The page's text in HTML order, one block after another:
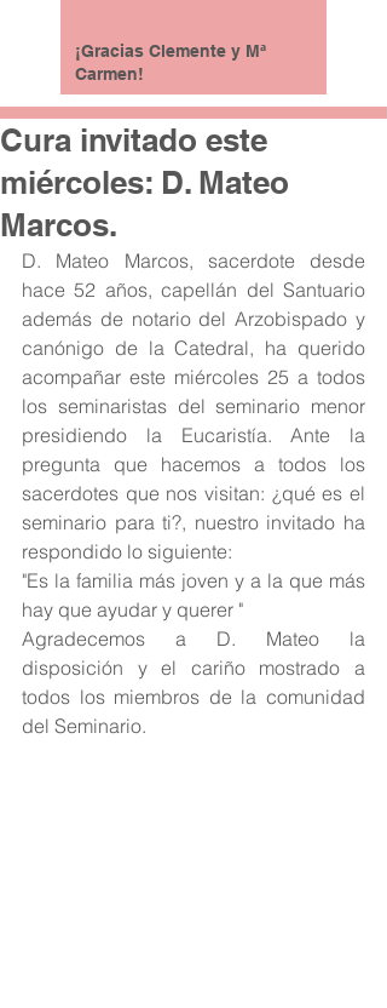
¡Gracias Clemente y Mª
Carmen!
Cura invitado este
miércoles: D. Mateo
Marcos.
D. Mateo Marcos, sacerdote desde
hace 52 años, capellán del Santuario
además de notario del Arzobispado y
canónigo de la Catedral, ha querido
acompañar este miércoles 25 a todos
los seminaristas del seminario menor
presidiendo la Eucaristía. Ante la
pregunta que hacemos a todos los
sacerdotes que nos visitan: ¿qué es el
seminario para ti?, nuestro invitado ha
respondido lo siguiente:
"Es la familia más joven y a la que más
hay que ayudar y querer "
Agradecemos a D. Mateo la
disposición y el cariño mostrado a
todos los miembros de la comunidad
del Seminario.